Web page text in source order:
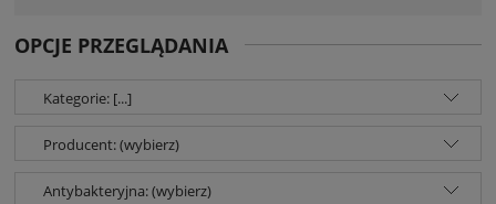
OPCJE PRZEGLĄDANIA
Kategorie: [...]
Producent: (wybierz)
Antybakteryjna: (wybierz)